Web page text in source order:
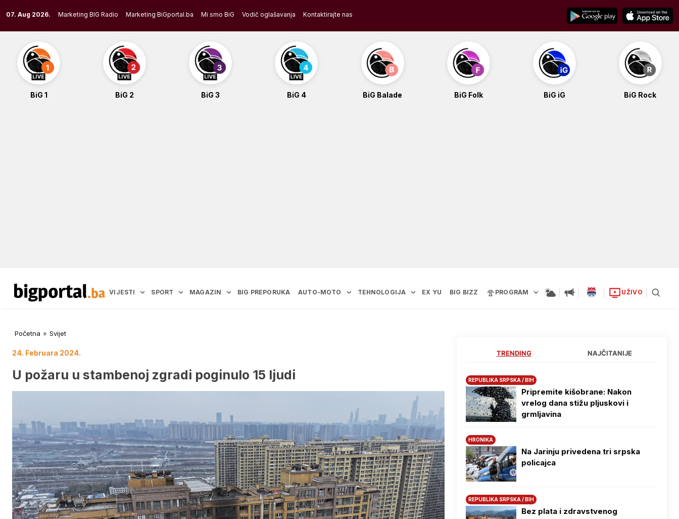
to
content
07. Aug 2026. Marketing BIG Radio Marketing BiGportal.ba Mi smo BiG Vodič oglašavanja Kontaktirajte nas
BiG 1 BiG 2 BiG 3 BiG 4 BiG Balade BiG Folk BiG iG BiG Rock
VIJESTI SPORT MAGAZIN BIG PREPORUKA AUTO-MOTO TEHNOLOGIJA EX YU BIG BIZZ PROGRAM UŽIVO
Početna » Svijet
24. Februara 2024.
U požaru u stambenoj zgradi poginulo 15 ljudi
TRENDING NAJČITANIJE
REPUBLIKA SRPSKA / BIH
Pripremite kišobrane: Nakon
vrelog dana stižu pljuskovi i
grmljavina
HRONIKA
Na Јarinju privedena tri srpska
policajca
REPUBLIKA SRPSKA / BIH
Bez plata i zdravstvenog